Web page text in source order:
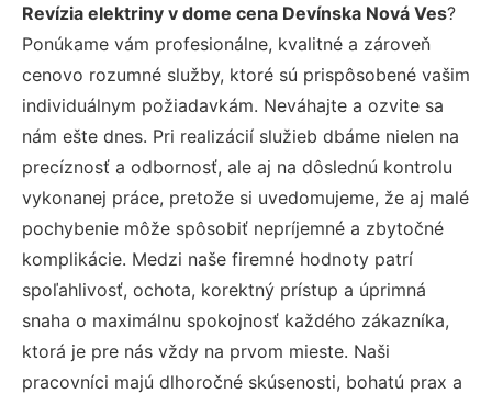
Revízia elektriny v dome cena Devínska Nová Ves?
Ponúkame vám profesionálne, kvalitné a zároveň
cenovo rozumné služby, ktoré sú prispôsobené vašim
individuálnym požiadavkám. Neváhajte a ozvite sa
nám ešte dnes. Pri realizácií služieb dbáme nielen na
precíznosť a odbornosť, ale aj na dôslednú kontrolu
vykonanej práce, pretože si uvedomujeme, že aj malé
pochybenie môže spôsobiť nepríjemné a zbytočné
komplikácie. Medzi naše firemné hodnoty patrí
spoľahlivosť, ochota, korektný prístup a úprimná
snaha o maximálnu spokojnosť každého zákazníka,
ktorá je pre nás vždy na prvom mieste. Naši
pracovníci majú dlhoročné skúsenosti, bohatú prax a